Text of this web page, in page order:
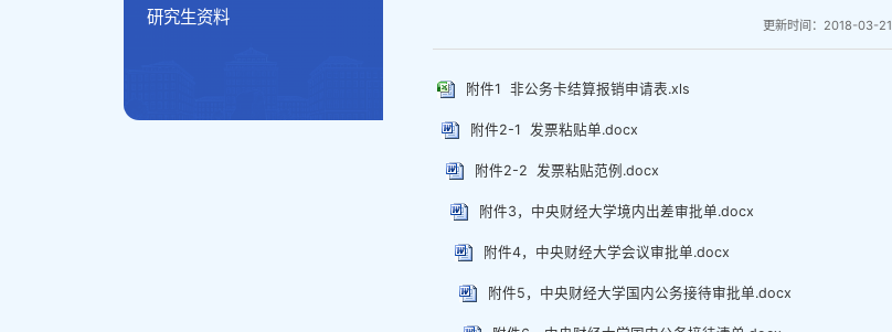
研究生资料 更新时间：2018-03-21
附件1 非公务卡结算报销申请表.xls
附件2-1 发票粘贴单.docx
附件2-2 发票粘贴范例.docx
附件3，中央财经大学境内出差审批单.docx
附件4，中央财经大学会议审批单.docx
附件5，中央财经大学国内公务接待审批单.docx